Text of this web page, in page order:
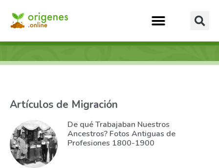
Artículos de Migración
De qué Trabajaban Nuestros
Ancestros? Fotos Antiguas de
Profesiones 1800-1900